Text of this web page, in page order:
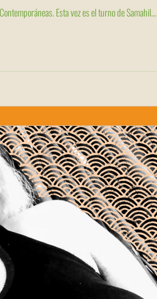
Iniciamos nuevo mes y lo abrimos con otra invitada en la sección Artistas Audiovisuales Contemporáneas. Esta vez es el turno de Samahil...